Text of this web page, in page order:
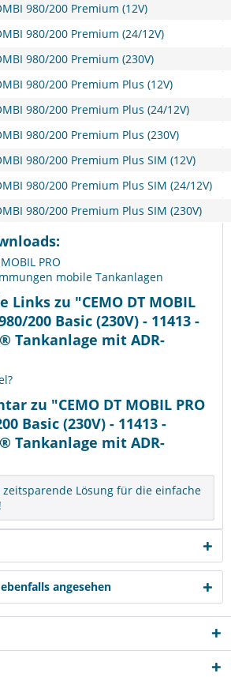
980/200 Premium (12V)
980/200 Premium (24/12V)
980/200 Premium (230V)
980/200 Premium Plus (12V)
980/200 Premium Plus (24/12V)
980/200 Premium Plus (230V)
980/200 Premium Plus SIM (12V)
980/200 Premium Plus SIM (24/12V)
980/200 Premium Plus SIM (230V)
PRO
mobile Tankanlagen
zu "CEMO DT MOBIL
200 Basic (230V) - 11413 -
Tankanlage mit ADR-
zu "CEMO DT MOBIL PRO
Basic (230V) - 11413 -
Tankanlage mit ADR-
Lösung für die einfache
angesehen